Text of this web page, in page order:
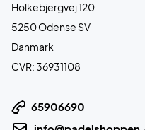
Holkebjergvej 120
5250 Odense SV
Danmark
CVR: 36931108
65906690